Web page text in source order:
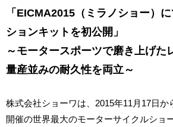
「EICMA2015（ミラノショー）
ションキットを初公開」
～モータースポーツで磨き上げた
量産並みの耐久性を両立～
株式会社ショーワは、2015年11月17日
開催の世界最大のモーターサイクルショ